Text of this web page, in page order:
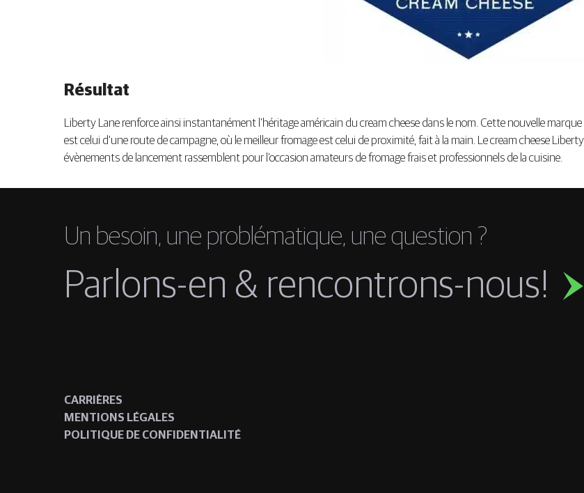
Résultat
Liberty Lane renforce ainsi instantanément l’héritage américain du cream cheese dans le nom. Cette nouvelle
est celui d’une route de campagne, où le meilleur fromage est celui de proximité, fait à la main. Le cream cheese
évènements de lancement rassemblent pour l’occasion amateurs de fromage frais et professionnels de la cuisine.
Un besoin, une problématique, une question ?
Parlons-en & rencontrons-nous!
CARRIÈRES
MENTIONS LÉGALES
POLITIQUE DE CONFIDENTIALITÉ